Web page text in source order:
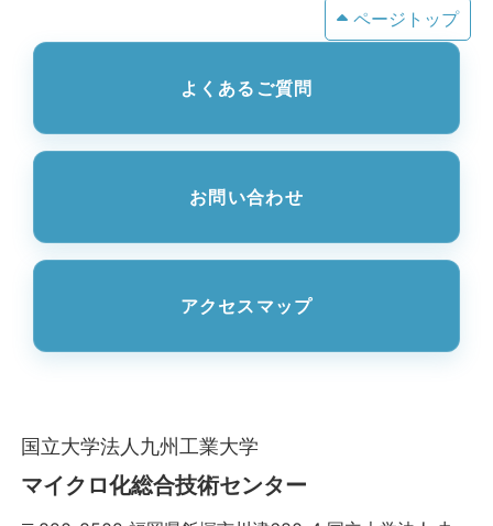
ページトップ
よくあるご質問
お問い合わせ
アクセスマップ
国立大学法人九州工業大学
マイクロ化総合技術センター